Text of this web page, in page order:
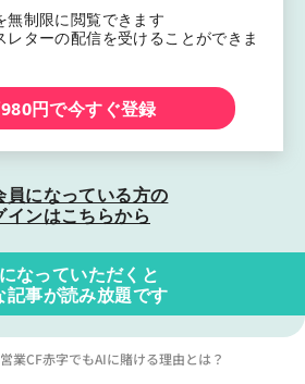
無制限に閲覧できます
レターの配信を受けることができま
円で今すぐ登録
員になっている方の
インはこちらから
なっていただくと
記事が読み放題です
業CF赤字でもAIに賭ける理由とは？